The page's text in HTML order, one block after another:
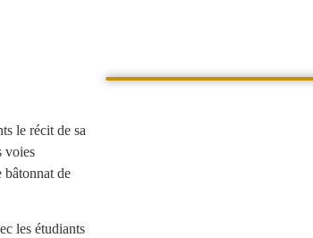
le récit de sa
voies
bâtonnat de
les étudiants